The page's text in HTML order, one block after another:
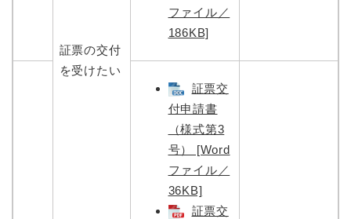
証票の交付
を受けたい
ファイル／
186KB]
証票交
付申請書
（様式第3
号） [Word
ファイル／
36KB]
証票交